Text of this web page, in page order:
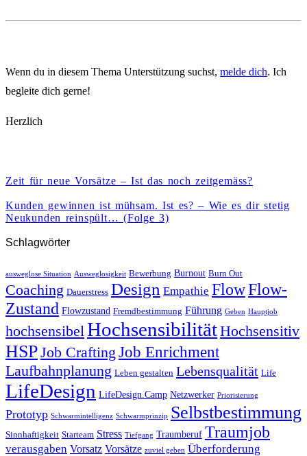
Wenn du in diesem Thema Unterstützung suchst, melde dich. Ich
begleite dich gerne!
Herzlich
Zeit für neue Vorsätze – Ist das noch zeitgemäss?
Kunden gewinnen ist mühsam. Ist es? – Wie es dir stetig
Neukunden reinspült… (Folge 3)
Schlagwörter
ausweglose Situation Ausweglosigkeit Bewerbung Burnout Burn Out
Coaching Dauerstress Design Empathie FlowFlow-
Zustand Flowzustand Fremdbestimmung Führung Geben Hauptjob
hochsensibel HochsensibilitätHochsensitiv
HSPJob Crafting Job Enrichment
Laufbahnplanung Leben gestalten Lebensqualität Life
LifeDesign LifeDesign.Camp Netzwerker Priorisierung
Prototyp Schwarmintelligenz Schwarmprinzip Selbstbestimmung
Sinnhaftigkeit Starteam Stress Tiefgang Traumberuf Traumjob
verausgaben Vorsatz Vorsätze zuviel geben Überforderung